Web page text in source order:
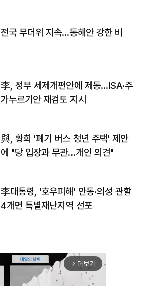
전국 무더위 지속…동해안 강한 비
李, 정부 세제개편안에 제동…ISA·주
가누르기안 재검토 지시
與, 황희 '폐기 버스 청년 주택' 제안
에 "당 입장과 무관…개인 의견"
李대통령, '호우피해' 안동·의성 관할
4개면 특별재난지역 선포
arrow_forward_ios 더보기